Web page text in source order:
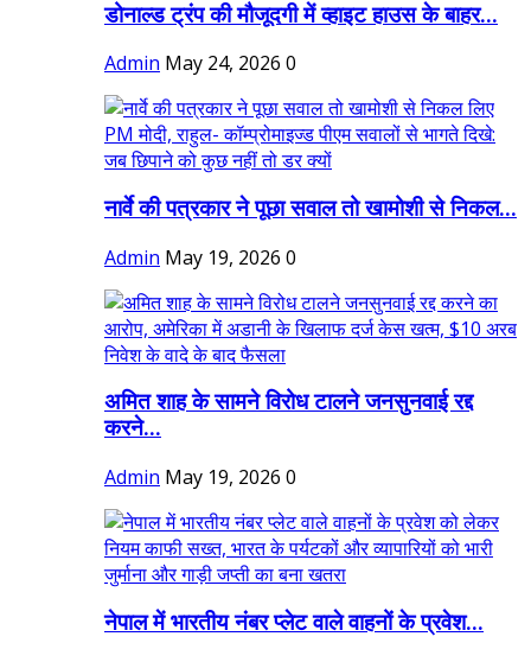
डोनाल्ड ट्रंप की मौजूदगी में व्हाइट हाउस के बाहर...
Admin May 24, 2026 0
नार्वे की पत्रकार ने पूछा सवाल तो खामोशी से निकल...
Admin May 19, 2026 0
अमित शाह के सामने विरोध टालने जनसुनवाई रद्द
करने...
Admin May 19, 2026 0
नेपाल में भारतीय नंबर प्लेट वाले वाहनों के प्रवेश...